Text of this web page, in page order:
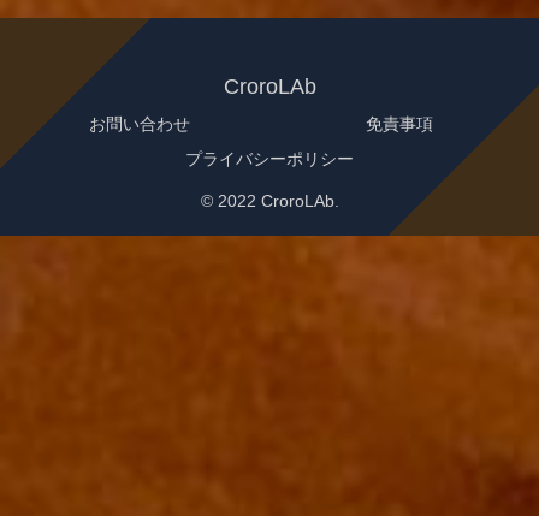
CroroLAb
お問い合わせ
免責事項
プライバシーポリシー
© 2022 CroroLAb.